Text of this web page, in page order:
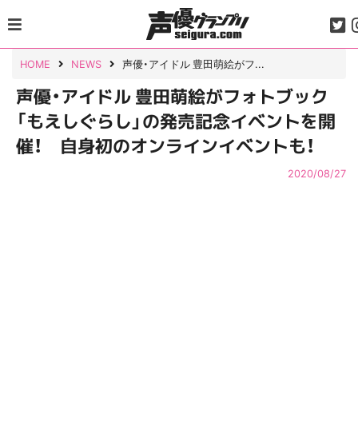
to
content
HOME NEWS 声優・アイドル 豊田萌絵がフ...
声優・アイドル 豊田萌絵がフォトブック
「もえしぐらし」の発売記念イベントを開
催！ 自身初のオンラインイベントも！
2020/08/27